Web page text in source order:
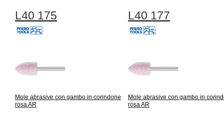
L40 175
Mole abrasive con gambo in corindone
rosa AR
L40 177
Mole abrasive con gambo in
rosa AR